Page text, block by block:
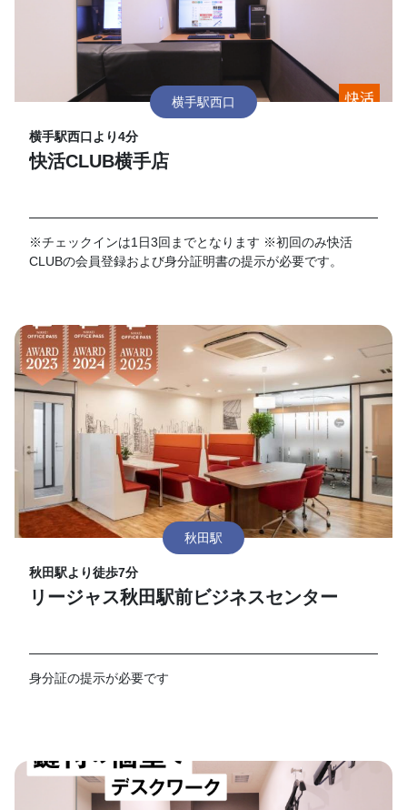
横手駅西口
横手駅西口より4分
快活CLUB横手店
※チェックインは1日3回までとなります ※初回のみ快活
CLUBの会員登録および身分証明書の提示が必要です。
秋田駅
秋田駅より徒歩7分
リージャス秋田駅前ビジネスセンター
身分証の提示が必要です